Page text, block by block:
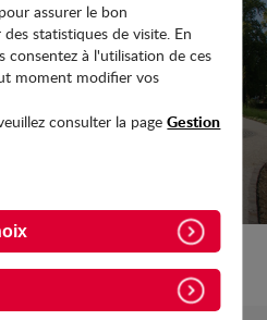
assurer le bon
statistiques de visite. En
consentez à l'utilisation de ces
moment modifier vos
consulter la pageGestion
FAUX ÉBOUEURS !